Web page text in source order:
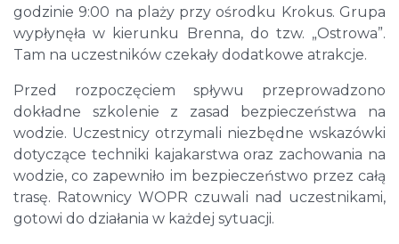
godzinie 9:00 na plaży przy ośrodku Krokus. Grupa
wypłynęła w kierunku Brenna, do tzw. „Ostrowa”.
Tam na uczestników czekały dodatkowe atrakcje.
Przed rozpoczęciem spływu przeprowadzono
dokładne szkolenie z zasad bezpieczeństwa na
wodzie. Uczestnicy otrzymali niezbędne wskazówki
dotyczące techniki kajakarstwa oraz zachowania na
wodzie, co zapewniło im bezpieczeństwo przez całą
trasę. Ratownicy WOPR czuwali nad uczestnikami,
gotowi do działania w każdej sytuacji.